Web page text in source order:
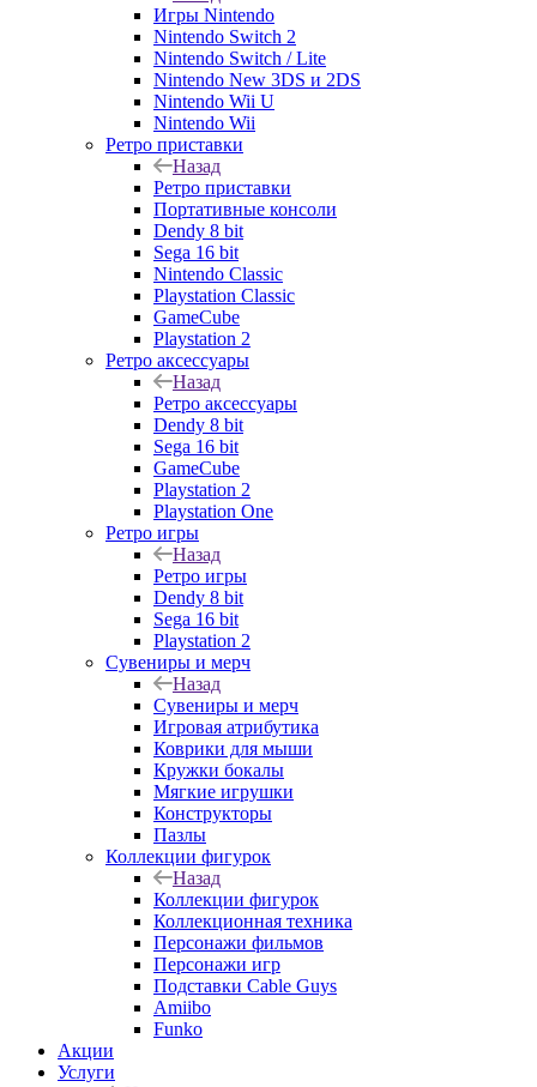
Игры Nintendo
Nintendo Switch 2
Nintendo Switch / Lite
Nintendo New 3DS и 2DS
Nintendo Wii U
Nintendo Wii
Ретро приставки
Назад
Ретро приставки
Портативные консоли
Dendy 8 bit
Sega 16 bit
Nintendo Classic
Playstation Classic
GameCube
Playstation 2
Ретро аксессуары
Назад
Ретро аксессуары
Dendy 8 bit
Sega 16 bit
GameCube
Playstation 2
Playstation One
Ретро игры
Назад
Ретро игры
Dendy 8 bit
Sega 16 bit
Playstation 2
Сувениры и мерч
Назад
Сувениры и мерч
Игровая атрибутика
Коврики для мыши
Кружки бокалы
Мягкие игрушки
Конструкторы
Пазлы
Коллекции фигурок
Назад
Коллекции фигурок
Коллекционная техника
Персонажи фильмов
Персонажи игр
Подставки Cable Guys
Amiibo
Funko
Акции
Услуги